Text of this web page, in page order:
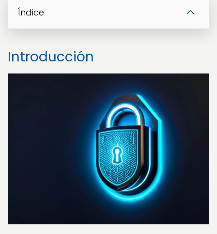
Índice
Introducción